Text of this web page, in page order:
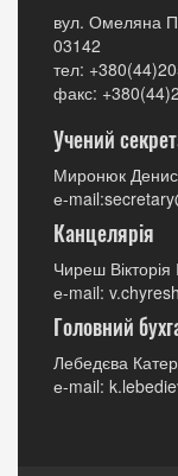
вул. Омеляна
03142
тел:
факс:
Учений
Миронюк
е-
Канцелярія
Чиреш Вікторія
е-mail:
Головний
Лебедєва
е-mail: